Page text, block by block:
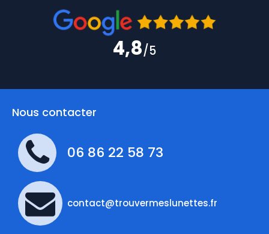
4,8/5
Nous contacter
06 86 22 58 73
contact@trouvermeslunettes.fr